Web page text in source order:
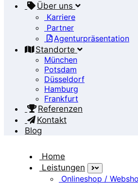
Über uns
Karriere
Partner
Agenturpräsentation
Standorte
München
Potsdam
Düsseldorf
Hamburg
Frankfurt
Referenzen
Kontakt
Blog
Home
Leistungen
Onlineshop /